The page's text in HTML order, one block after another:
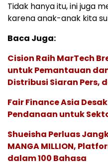
Tidak hanya itu, ini juga
karena anak-anak kita
Baca Juga:
Cision Raih MarTech
untuk Pemantauan
Distribusi Siaran Pers,
Fair Finance Asia
Pendanaan untuk
Shueisha Perluas
MANGA MILLION,
dalam 100 Bahasa